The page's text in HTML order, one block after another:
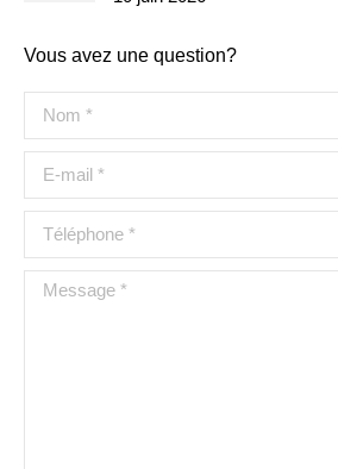
Vous avez une question?
Message *